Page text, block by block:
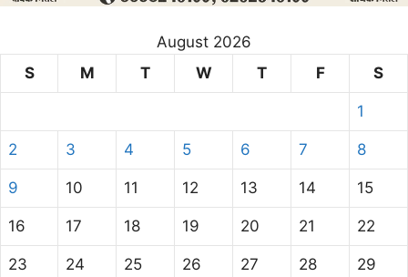
August 2026
S
M T W T F S
1
2 3 4 5 6 7 8
9 10 11 12 13 14 15
16 17 18 19 20 21 22
23 24 25 26 27 28 29